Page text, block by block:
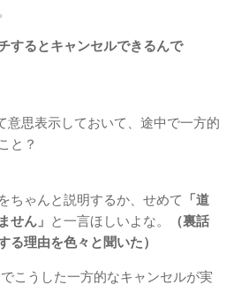
するとキャンセルできるんで
意思表示しておいて、途中で一方的
と？
ちゃんと説明するか、せめて
「道
せん」 と一言ほしいよな。
（裏話
る理由を色々と聞いた）
でこうした一方的なキャンセルが実